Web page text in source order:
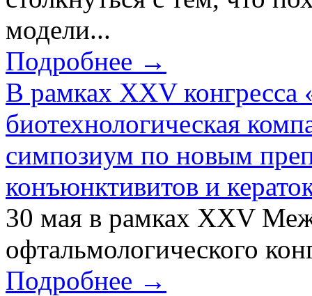
модели...
Подробнее →
В рамках XXV конгресса
биотехнологическая
симпозиум по новым
конъюнктивитов и
30 мая в рамках XXV
офтальмологического
Подробнее →